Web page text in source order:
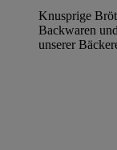
Knusprige
Backwaren
unserer